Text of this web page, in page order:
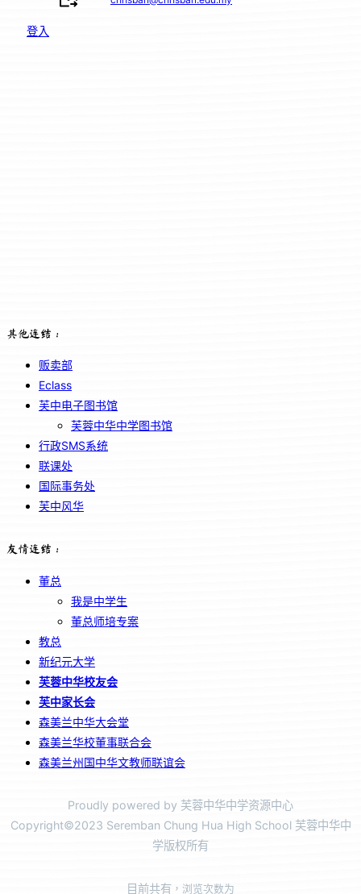
登入
其他连结：
贩卖部
Eclass
芙中电子图书馆
芙蓉中华中学图书馆
行政SMS系统
联课处
国际事务处
芙中风华
友情连结：
董总
我是中学生
董总师培专案
教总
新纪元大学
芙蓉中华校友会
芙中家长会
森美兰中华大会堂
森美兰华校董事联合会
森美兰州国中华文教师联谊会
Proudly powered by 芙蓉中华中学资源中心
Copyright©2023 Seremban Chung Hua High School 芙蓉中华中
学版权所有
目前共有 ，浏览次数为